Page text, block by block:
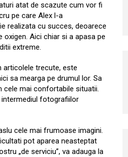
atat de scazute cum vor fi
pe care Alex l-a
realizata cu succes, deoarece
Aici chiar si a apasa pe
extreme.
articolele trecute, este
sa mearga pe drumul lor. Sa
mai confortabile situatii.
fotografiilor
cele mai frumoase imagini.
pot aparea neasteptat
„de serviciu”, va adauga la